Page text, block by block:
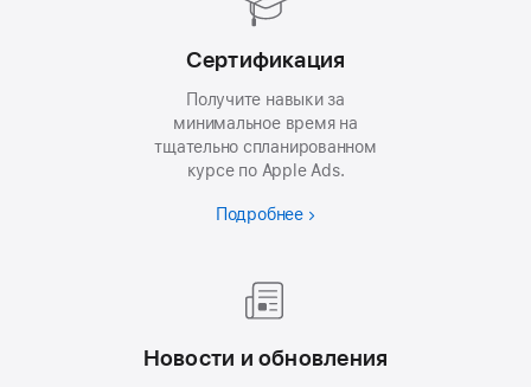
Сертификация
Получите навыки за
минимальное время на
тщательно спланированном
курсе по Apple Ads.
Подробнее
Новости и обновления